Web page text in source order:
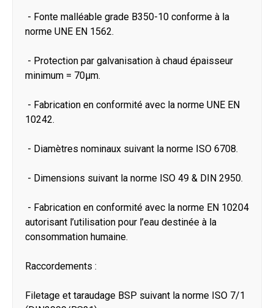
- Fonte malléable grade B350-10 conforme à la
norme UNE EN 1562.
- Protection par galvanisation à chaud épaisseur
minimum = 70μm.
- Fabrication en conformité avec la norme UNE EN
10242.
- Diamètres nominaux suivant la norme ISO 6708.
- Dimensions suivant la norme ISO 49 & DIN 2950.
- Fabrication en conformité avec la norme EN 10204
autorisant l’utilisation pour l’eau destinée à la
consommation humaine.
Raccordements :
Filetage et taraudage BSP suivant la norme ISO 7/1